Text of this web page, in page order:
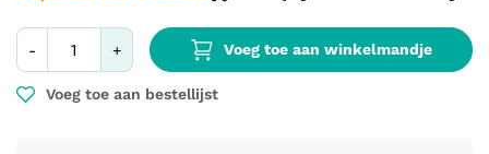
- + Voeg toe aan winkelmandje
Voeg toe aan bestellijst